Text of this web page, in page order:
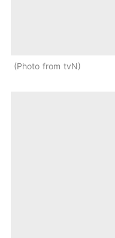
Photo from tvN